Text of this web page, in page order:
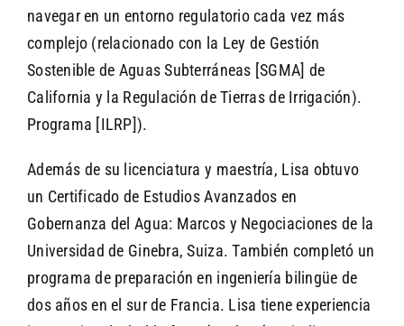
navegar en un entorno regulatorio cada vez más
complejo (relacionado con la Ley de Gestión
Sostenible de Aguas Subterráneas [SGMA] de
California y la Regulación de Tierras de Irrigación).
Programa [ILRP]).
Además de su licenciatura y maestría, Lisa obtuvo
un Certificado de Estudios Avanzados en
Gobernanza del Agua: Marcos y Negociaciones de la
Universidad de Ginebra, Suiza. También completó un
programa de preparación en ingeniería bilingüe de
dos años en el sur de Francia. Lisa tiene experiencia